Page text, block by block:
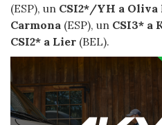
(ESP), un CSI2*/YH a Oliva
Carmona (ESP), un CSI3* a
CSI2* a Lier (BEL).